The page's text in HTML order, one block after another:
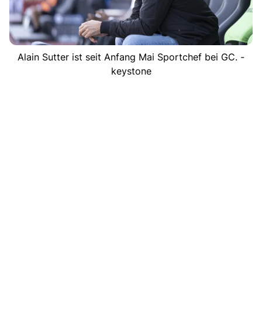
Alain Sutter ist seit Anfang Mai Sportchef bei GC. -
keystone